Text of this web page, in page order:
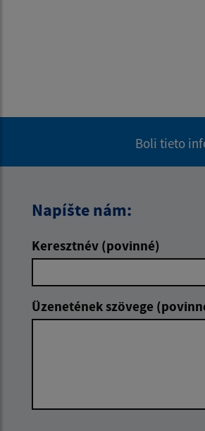
Boli tieto
Napíšte nám:
Keresztnév (povinné)
Üzenetének szövege